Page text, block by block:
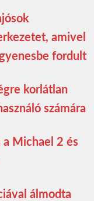
amivel
fordult
korlátlan
számára
Michael 2 és
álmodta